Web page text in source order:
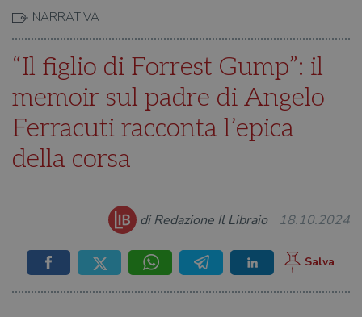
NARRATIVA
“Il figlio di Forrest Gump”: il
memoir sul padre di Angelo
Ferracuti racconta l’epica
della corsa
di Redazione Il Libraio 18.10.2024